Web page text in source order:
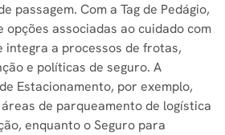
passagem. Com a Tag de Pedágio,
opções associadas ao cuidado com
integra a processos de frotas,
e políticas de seguro. A
Estacionamento, por exemplo,
de parqueamento de logística
enquanto o Seguro para